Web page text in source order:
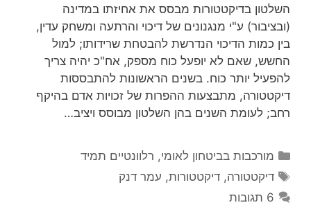
השלטון בדיקטטורות מבסס את אחיזתו במדינה
(ובציבור) ע"י מנגנונים של דיכוי והרתעה ומשחק עדין,
בין כמות הדיכוי הנדרשת להבטחת שרידותו; למול
החשש, שאם לא יופעל כוח מספק, אח"כ יהיה צריך
להפעיל יותר כוח. בשנים הראשונות להתבססות
דיקטטורה, מתבצעות ההפרות של זכויות אדם בהיקף
רחב; לעומת השנים בהן השלטון מבוסס ויציב…
קטגוריות
מורכבות בביטחון לאומי, רלוונטיים תמיד
תגיות
דיקטטורה,דיקטטורות, עמר דנק
6 תגובות